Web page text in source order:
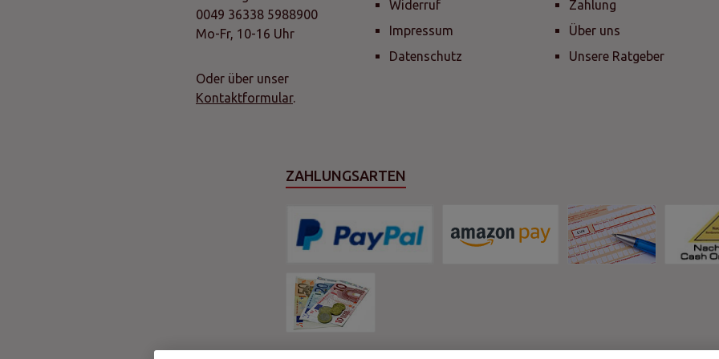
0049 36338 5988900
Mo-Fr, 10-16 Uhr
Oder über unser
Kontaktformular.
Widerruf
Impressum
Datenschutz
Zahlung
Über uns
Unsere Ratgeber
ZAHLUNGSARTEN